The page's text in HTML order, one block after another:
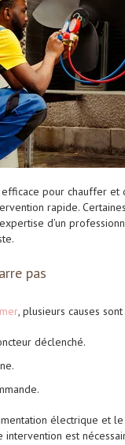
pour chauffer
rapide.
d’un
pas
, plusieurs causes
déclenché.
électrique et
intervention est